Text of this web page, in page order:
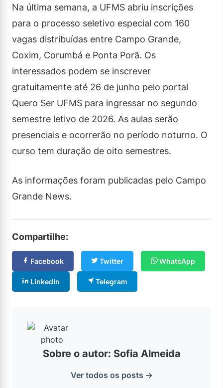
Na última semana, a UFMS abriu inscrições
para o processo seletivo especial com 160
vagas distribuídas entre Campo Grande,
Coxim, Corumbá e Ponta Porã. Os
interessados podem se inscrever
gratuitamente até 26 de junho pelo portal
Quero Ser UFMS para ingressar no segundo
semestre letivo de 2026. As aulas serão
presenciais e ocorrerão no período noturno. O
curso tem duração de oito semestres.
As informações foram publicadas pelo Campo
Grande News.
Compartilhe:
Facebook Twitter WhatsApp
LinkedIn Telegram
Sobre o autor: Sofia Almeida
Ver todos os posts →